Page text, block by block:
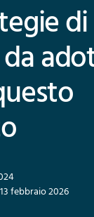
di
febbraio 2026